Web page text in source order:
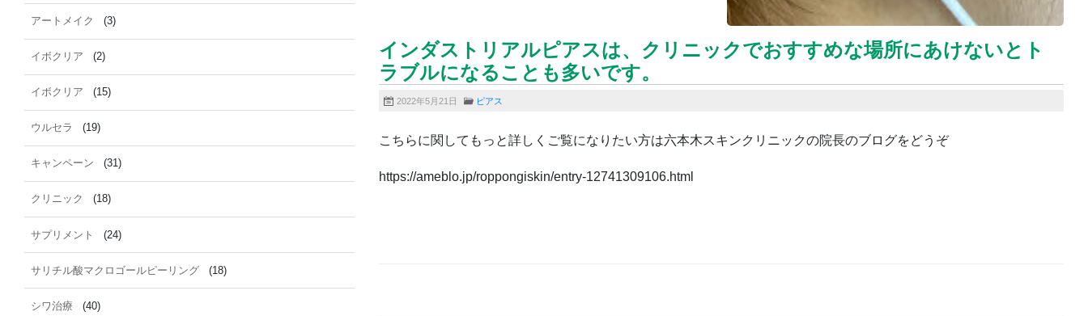
インダストリアルピアスは、クリニックでおすすめな場所にあけないとト
ラブルになることも多いです。
2022年5月21日 ピアス
こちらに関してもっと詳しくご覧になりたい方は六本木スキンクリニックの院長のブログをどうぞ
https://ameblo.jp/roppongiskin/entry-12741309106.html
アートメイク (3)
イボクリア (2)
イボクリア (15)
ウルセラ (19)
キャンペーン (31)
クリニック (18)
サプリメント (24)
サリチル酸マクロゴールピーリング (18)
シワ治療 (40)